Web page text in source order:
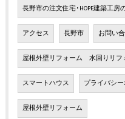
長野市の注文住宅･HOPE建築工房
アクセス 長野市 お問い
屋根外壁リフォーム 水回りリフ
スマートハウス プライバシ
屋根外壁リフォーム